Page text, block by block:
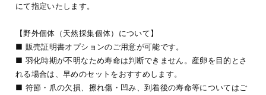
にて指定いたします。
【野外個体（天然採集個体）について】
■ 販売証明書オプションのご用意が可能です。
■ 羽化時期が不明なため寿命は判断できません。産卵を目的とさ
れる場合は、早めのセットをおすすめします。
■ 符節・爪の欠損、擦れ傷・凹み、到着後の寿命等についてはご